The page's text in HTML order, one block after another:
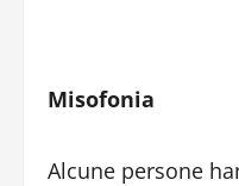
Misofonia
Alcune persone